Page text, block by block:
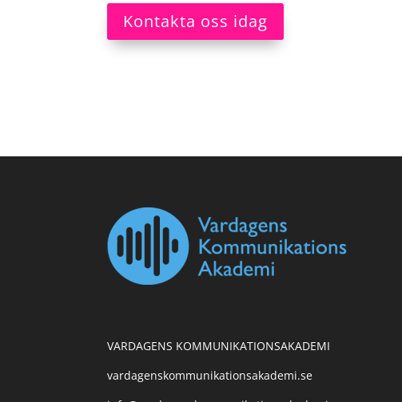
Kontakta oss idag
VARDAGENS KOMMUNIKATIONSAKADEMI
vardagenskommunikationsakademi.se